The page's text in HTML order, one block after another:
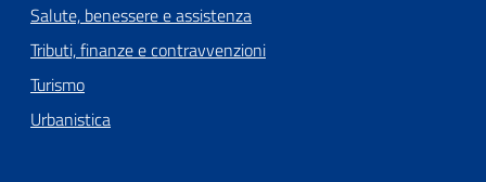
Salute, benessere e assistenza
Tributi, finanze e contravvenzioni
Turismo
Urbanistica